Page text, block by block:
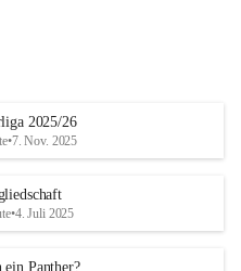
2025/26
•7. Nov. 2025
•4. Juli 2025
Panther?